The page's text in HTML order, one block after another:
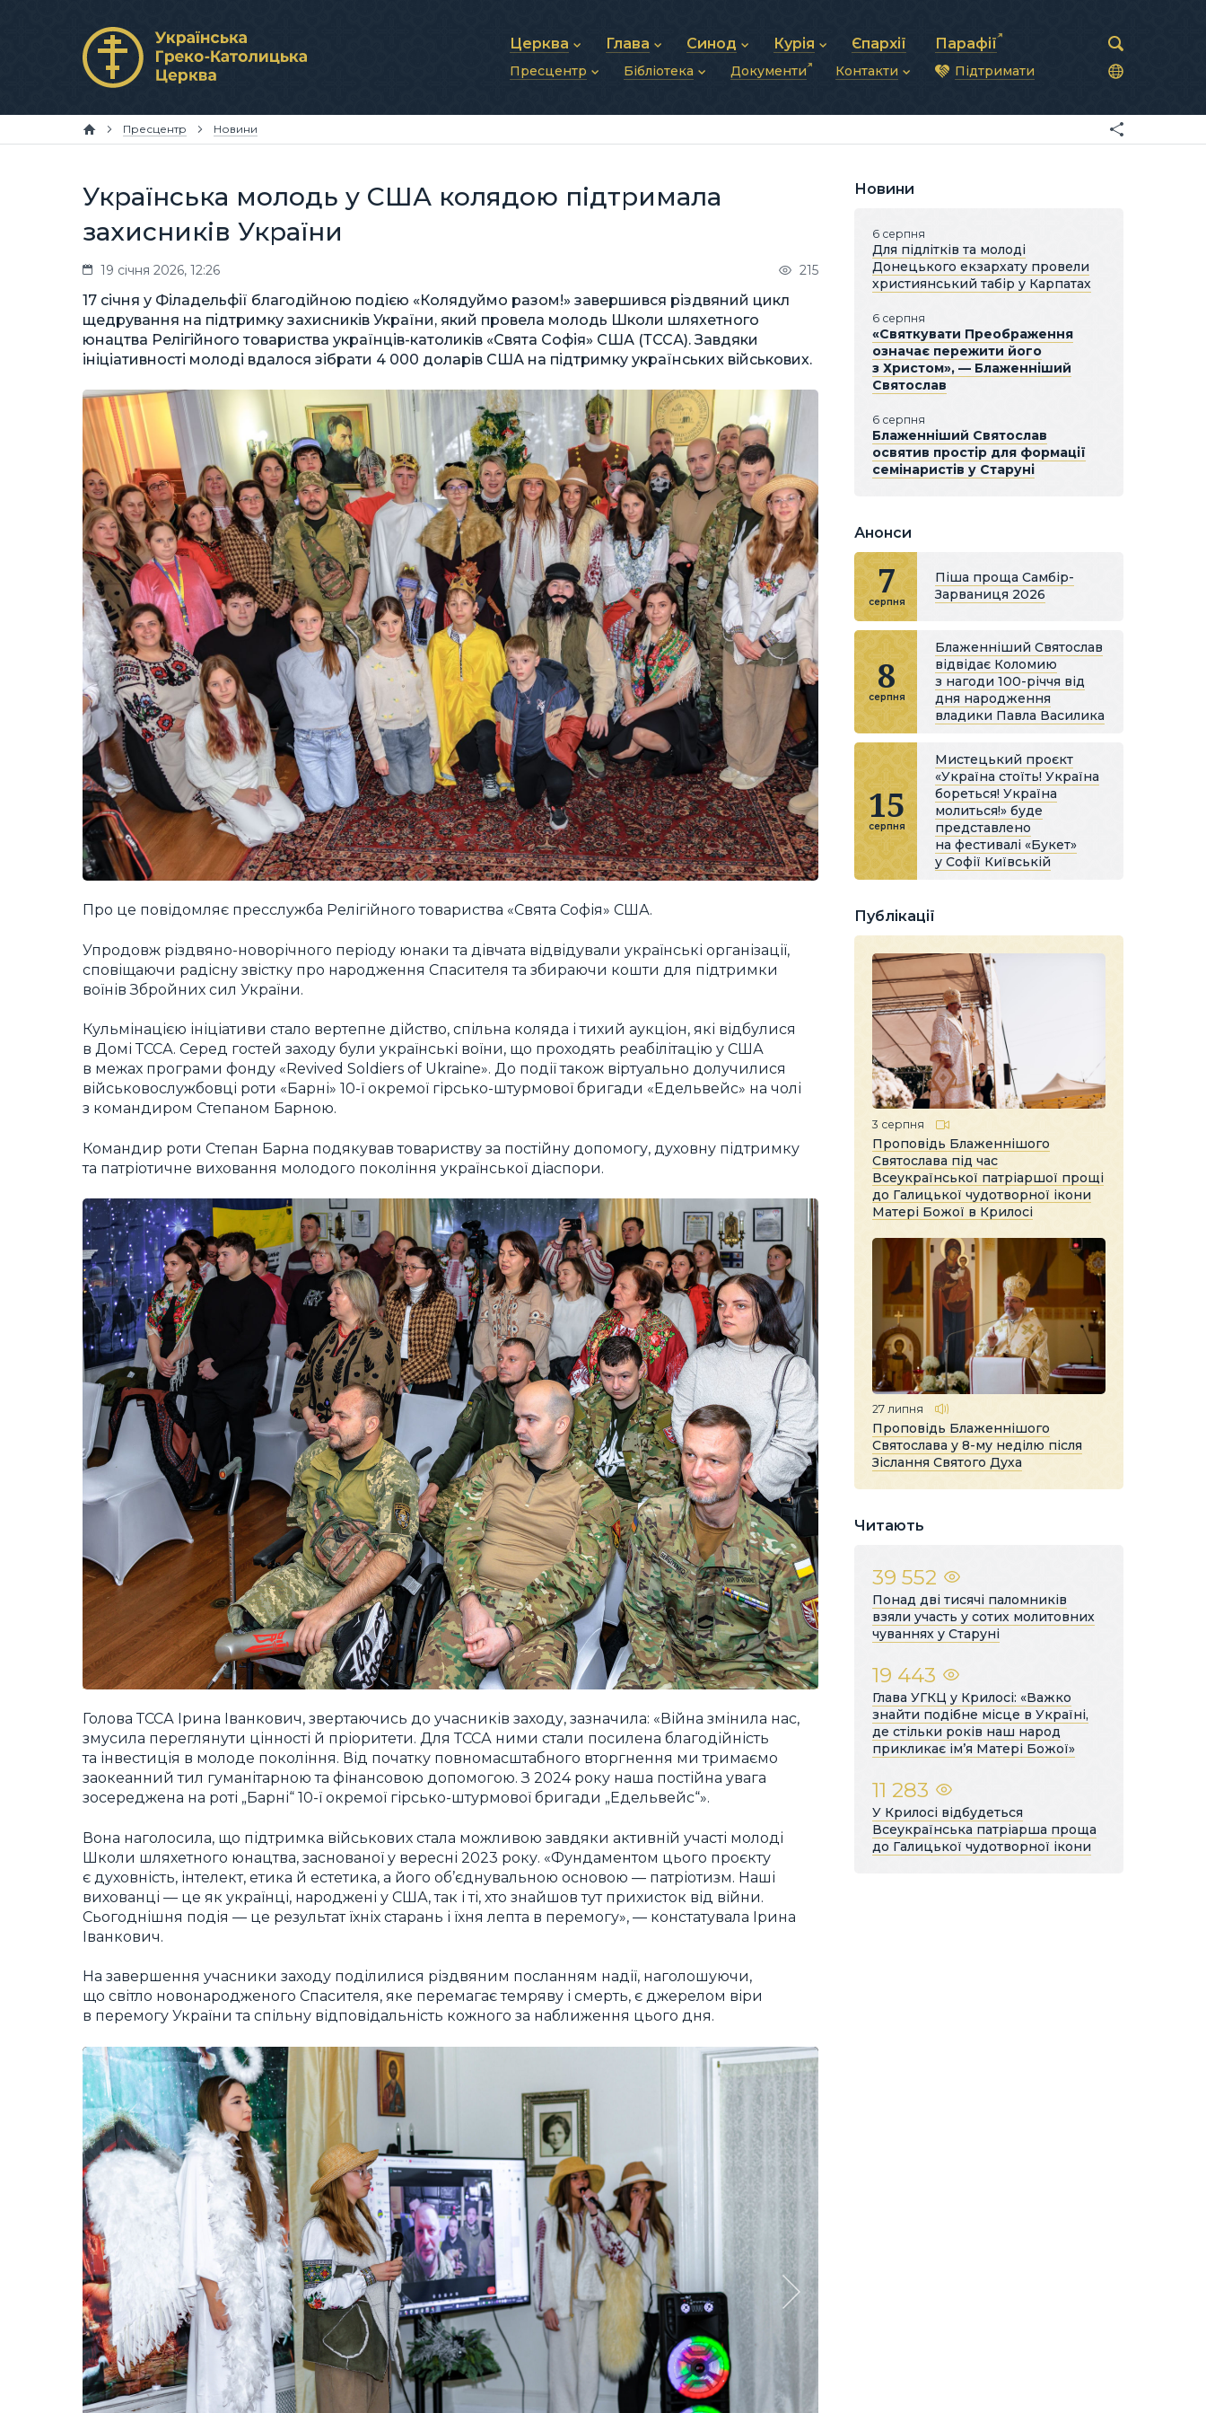
Церква
Про УГКЦ
Структура УГКЦ
Глава
Блаженніший Святослав
Фотографії
Синод
Синод Єпископів
Митрополичі Синоди
Курія
Душпастирська рада
Зв’язки та комунікації
Єпархії Парафії
Пресцентр
Публікації
Фото та відео
Бібліотека
Молитви
Документи Контакти
Синоди Єпископів
Патріарша курія
Підтримати
Пресцентр Новини
Українська молодь у США колядою підтримала
захисників України
19 січня 2026, 12:26 215
17 січня у Філадельфії благодійною подією «Колядуймо разом!» завершився різдвяний цикл
щедрування на підтримку захисників України, який провела молодь Школи шляхетного
юнацтва Релігійного товариства українців-католиків «Свята Софія» США (ТССА). Завдяки
ініціативності молоді вдалося зібрати 4 000 доларів США на підтримку українських військових.
Про це повідомляє пресслужба Релігійного товариства «Свята Софія» США.
Упродовж різдвяно-новорічного періоду юнаки та дівчата відвідували українські організації,
сповіщаючи радісну звістку про народження Спасителя та збираючи кошти для підтримки
воїнів Збройних сил України.
Кульмінацією ініціативи стало вертепне дійство, спільна коляда і тихий аукціон, які відбулися
в Домі ТССА. Серед гостей заходу були українські воїни, що проходять реабілітацію у США
в межах програми фонду «Revived Soldiers of Ukraine». До події також віртуально долучилися
військовослужбовці роти «Барні» 10-ї окремої гірсько-штурмової бригади «Едельвейс» на чолі
з командиром Степаном Барною.
Командир роти Степан Барна подякував товариству за постійну допомогу, духовну підтримку
та патріотичне виховання молодого покоління української діаспори.
Голова ТССА Ірина Іванкович, звертаючись до учасників заходу, зазначила: «Війна змінила нас,
змусила переглянути цінності й пріоритети. Для ТССА ними стали посилена благодійність
та інвестиція в молоде покоління. Від початку повномасштабного вторгнення ми тримаємо
заокеанний тил гуманітарною та фінансовою допомогою. З 2024 року наша постійна увага
зосереджена на роті „Барні“ 10-ї окремої гірсько-штурмової бригади „Едельвейс“».
Вона наголосила, що підтримка військових стала можливою завдяки активній участі молоді
Школи шляхетного юнацтва, заснованої у вересні 2023 року. «Фундаментом цього проєкту
є духовність, інтелект, етика й естетика, а його об’єднувальною основою — патріотизм. Наші
вихованці — це як українці, народжені у США, так і ті, хто знайшов тут прихисток від війни.
Сьогоднішня подія — це результат їхніх старань і їхня лепта в перемогу», — констатувала Ірина
Іванкович.
На завершення учасники заходу поділилися різдвяним посланням надії, наголошуючи,
що світло новонародженого Спасителя, яке перемагає темряву і смерть, є джерелом віри
в перемогу України та спільну відповідальність кожного за наближення цього дня.
Новини
6 серпня
Для підлітків та молоді
Донецького екзархату провели
християнський табір у Карпатах
6 серпня
«Святкувати Преображення
означає пережити його
з Христом», — Блаженніший
Святослав
6 серпня
Блаженніший Святослав
освятив простір для формації
семінаристів у Старуні
Анонси
7
серпня
Піша проща Самбір-
Зарваниця 2026
8
серпня
Блаженніший Святослав
відвідає Коломию
з нагоди 100-річчя від
дня народження
владики Павла Василика
15
серпня
Мистецький проєкт
«Україна стоїть! Україна
бореться! Україна
молиться!» буде
представлено
на фестивалі «Букет»
у Софії Київській
Публікації
3 серпня
Проповідь Блаженнішого
Святослава під час
Всеукраїнської патріаршої прощі
до Галицької чудотворної ікони
Матері Божої в Крилосі
27 липня
Проповідь Блаженнішого
Святослава у 8-му неділю після
Зіслання Святого Духа
Читають
39 552
Понад дві тисячі паломників
взяли участь у сотих молитовних
чуваннях у Старуні
19 443
Глава УГКЦ у Крилосі: «Важко
знайти подібне місце в Україні,
де стільки років наш народ
прикликає ім’я Матері Божої»
11 283
У Крилосі відбудеться
Всеукраїнська патріарша проща
до Галицької чудотворної ікони